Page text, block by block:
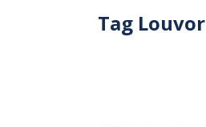
Tag Louvor